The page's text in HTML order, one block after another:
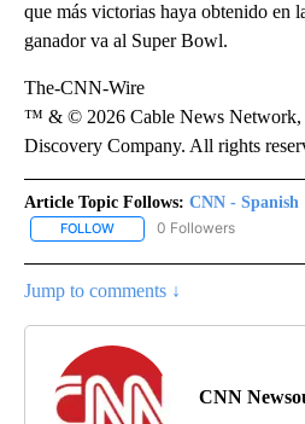
que más victorias haya obtenido en
ganador va al Super Bowl.
The-CNN-Wire
™ & © 2026 Cable News Network,
Discovery Company. All rights
Article Topic Follows: CNN - Spanish
FOLLOW FOLLOW "CNN - SPANISH"
0 Followers
Jump to comments ↓
CNN